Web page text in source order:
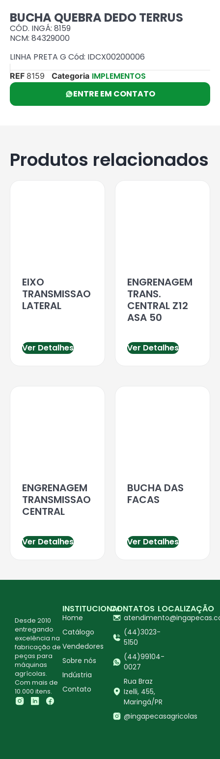
BUCHA QUEBRA DEDO TERRUS
CÓD. INGÁ: 8159
NCM: 84329000
LINHA PRETA G Cód: IDCX00200006
REF 8159 Categoria IMPLEMENTOS
ENTRE EM CONTATO
Produtos relacionados
EIXO
TRANSMISSAO
LATERAL
Ver Detalhes
ENGRENAGEM
TRANS.
CENTRAL Z12
ASA 50
Ver Detalhes
ENGRENAGEM
TRANSMISSAO
CENTRAL
Ver Detalhes
BUCHA DAS
FACAS
Ver Detalhes
Desde 2010
entregando
excelência na
fabricação de
peças para
máquinas
agrícolas.
Com mais de
10.000 itens.
INSTITUCIONAL
Home
Catálogo
Vendedores
Sobre nós
Indústria
Contato
CONTATOS
(44)3023-
5150
(44)99104-
0027
Rua Braz
Izelli, 455,
Maringá/PR
@ingapecasagricolas
LOCALIZAÇÃO